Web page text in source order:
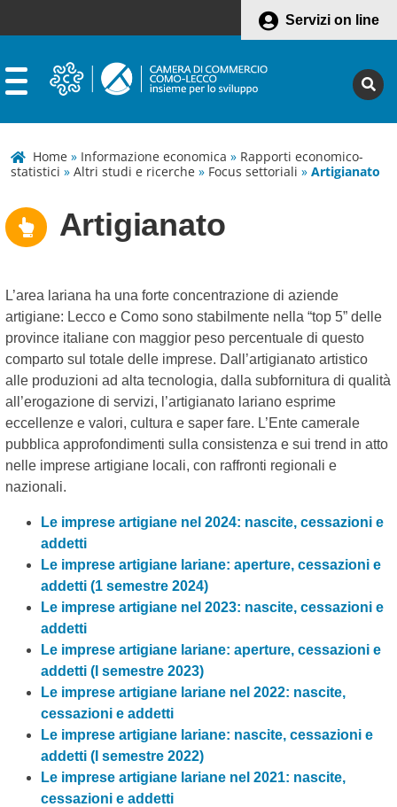
Servizi on line
Home » Informazione economica » Rapporti economico-
statistici » Altri studi e ricerche » Focus settoriali » Artigianato
Artigianato
L’area lariana ha una forte concentrazione di aziende
artigiane: Lecco e Como sono stabilmente nella “top 5” delle
province italiane con maggior peso percentuale di questo
comparto sul totale delle imprese. Dall’artigianato artistico
alle produzioni ad alta tecnologia, dalla subfornitura di qualità
all’erogazione di servizi, l’artigianato lariano esprime
eccellenze e valori, cultura e saper fare. L’Ente camerale
pubblica approfondimenti sulla consistenza e sui trend in atto
nelle imprese artigiane locali, con raffronti regionali e
nazionali.
Le imprese artigiane nel 2024: nascite, cessazioni e
addetti
Le imprese artigiane lariane: aperture, cessazioni e
addetti (1 semestre 2024)
Le imprese artigiane nel 2023: nascite, cessazioni e
addetti
Le imprese artigiane lariane: aperture, cessazioni e
addetti (I semestre 2023)
Le imprese artigiane lariane nel 2022: nascite,
cessazioni e addetti
Le imprese artigiane lariane: nascite, cessazioni e
addetti (I semestre 2022)
Le imprese artigiane lariane nel 2021: nascite,
cessazioni e addetti